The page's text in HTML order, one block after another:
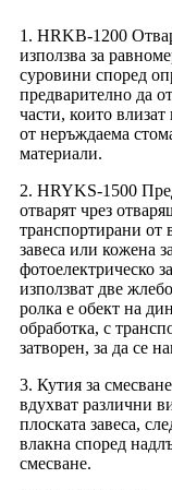
1. HRKB-1200
използва за
суровини според
предварително да
части, които
от неръждаема
материали.
2. HRYKS-1500
отварят чрез
транспортирани от
завеса или кожена
фотоелектрическо
използват две
ролка е обект на
обработка, с
затворен, за да се
3. Кутия за
вдухват различни
плоската завеса,
влакна според
смесване.